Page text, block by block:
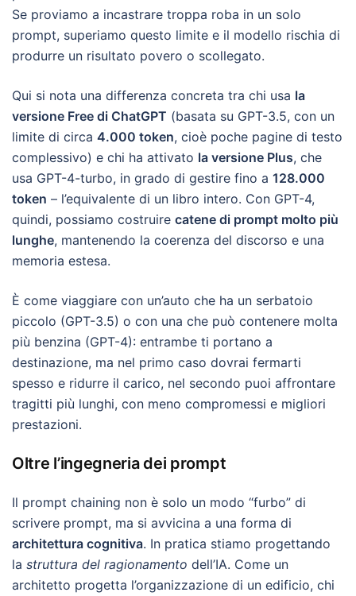
Se proviamo a incastrare troppa roba in un solo
prompt, superiamo questo limite e il modello rischia di
produrre un risultato povero o scollegato.
Qui si nota una differenza concreta tra chi usa la
versione Free di ChatGPT (basata su GPT-3.5, con un
limite di circa 4.000 token, cioè poche pagine di testo
complessivo) e chi ha attivato la versione Plus, che
usa GPT-4-turbo, in grado di gestire fino a 128.000
token – l’equivalente di un libro intero. Con GPT-4,
quindi, possiamo costruire catene di prompt molto più
lunghe, mantenendo la coerenza del discorso e una
memoria estesa.
È come viaggiare con un’auto che ha un serbatoio
piccolo (GPT-3.5) o con una che può contenere molta
più benzina (GPT-4): entrambe ti portano a
destinazione, ma nel primo caso dovrai fermarti
spesso e ridurre il carico, nel secondo puoi affrontare
tragitti più lunghi, con meno compromessi e migliori
prestazioni.
Oltre l’ingegneria dei prompt
Il prompt chaining non è solo un modo “furbo” di
scrivere prompt, ma si avvicina a una forma di
architettura cognitiva. In pratica stiamo progettando
la struttura del ragionamento dell’IA. Come un
architetto progetta l’organizzazione di un edificio, chi